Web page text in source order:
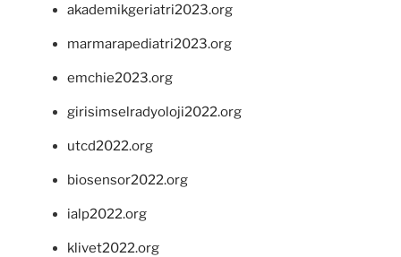
akademikgeriatri2023.org
marmarapediatri2023.org
emchie2023.org
girisimselradyoloji2022.org
utcd2022.org
biosensor2022.org
ialp2022.org
klivet2022.org